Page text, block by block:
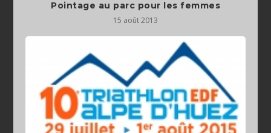
Pointage au parc pour les femmes
15 août 2013